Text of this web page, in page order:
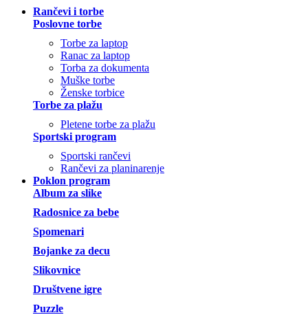
Rančevi i torbe
Poslovne torbe
Torbe za laptop
Ranac za laptop
Torba za dokumenta
Muške torbe
Ženske torbice
Torbe za plažu
Pletene torbe za plažu
Sportski program
Sportski rančevi
Rančevi za planinarenje
Poklon program
Album za slike
Radosnice za bebe
Spomenari
Bojanke za decu
Slikovnice
Društvene igre
Puzzle